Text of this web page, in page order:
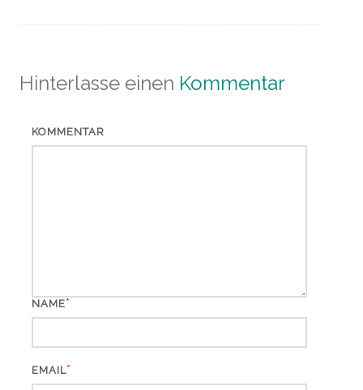
Hinterlasse einen Kommentar
KOMMENTAR
NAME*
EMAIL*